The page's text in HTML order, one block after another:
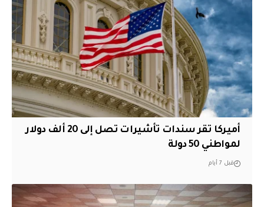
أميركا تقر سندات تأشيرات تصل إلى 20 ألف دولار
لمواطني 50 دولة
قبل 7 أيام